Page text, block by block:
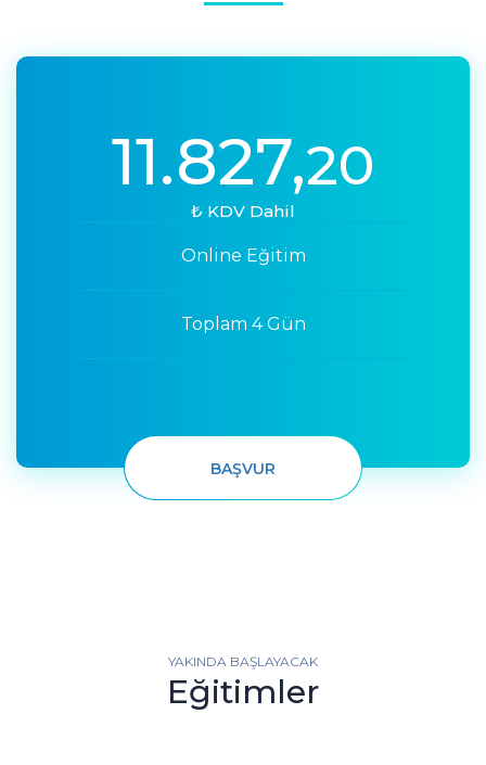
11.827,20
₺ KDV Dahil
Online Eğitim
Toplam 4 Gün
BAŞVUR
YAKINDA BAŞLAYACAK
Eğitimler